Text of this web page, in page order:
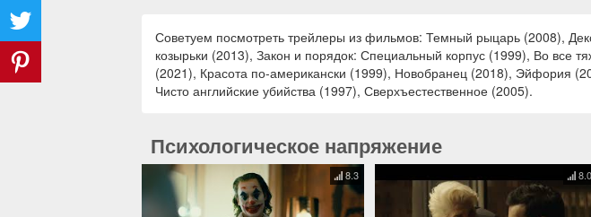
Советуем посмотреть трейлеры из фильмов: Темный рыцарь (2008),
козырьки (2013), Закон и порядок: Специальный корпус (1999), Во все
(2021), Красота по-американски (1999), Новобранец (2018), Эйфория
Чисто английские убийства (1997), Сверхъестественное (2005).
Психологическое напряжение
8.3 8.0